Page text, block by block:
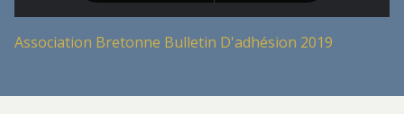
Association Bretonne Bulletin D'adhésion 2019